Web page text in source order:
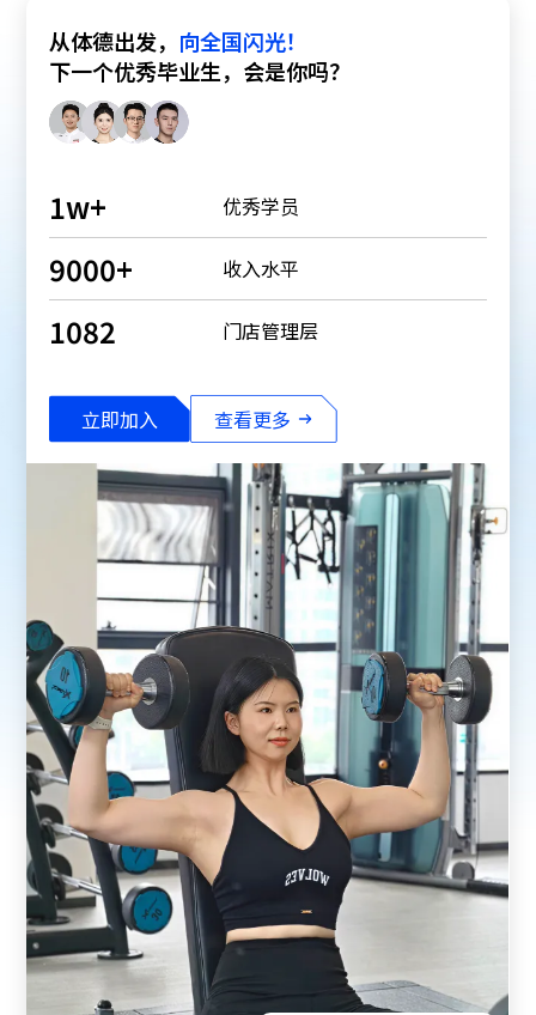
从体德出发， 向全国闪光！
下一个优秀毕业生，会是你吗？
1w+ 优秀学员
9000+ 收入水平
1082 门店管理层
立即加入 查看更多